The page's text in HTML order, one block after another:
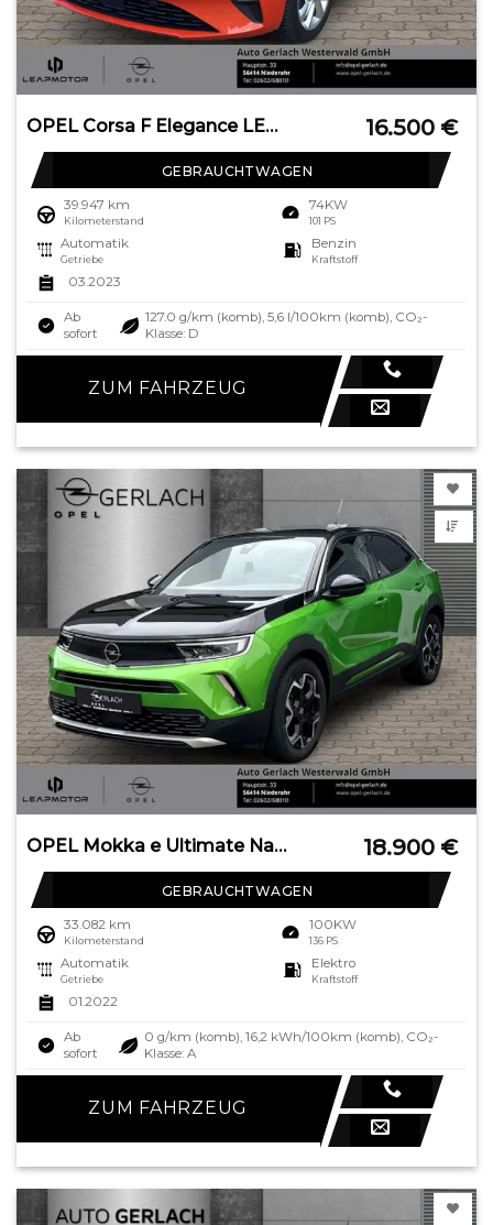
OPEL Corsa F Elegance LED Apple CarPlay Android Auto 16.500 €
GEBRAUCHTWAGEN
39.947 km
Kilometerstand
74KW
101 PS
Automatik
Getriebe
Benzin
Kraftstoff
03.2023
Ab
sofort
127.0 g/km (komb), 5,6 l/100km (komb), CO₂-
Klasse: D
ZUM FAHRZEUG
OPEL Mokka e Ultimate Navi Leder digitales Cockpit LE 18.900 €
GEBRAUCHTWAGEN
33.082 km
Kilometerstand
100KW
136 PS
Automatik
Getriebe
Elektro
Kraftstoff
01.2022
Ab
sofort
0 g/km (komb), 16,2 kWh/100km (komb), CO₂-
Klasse: A
ZUM FAHRZEUG